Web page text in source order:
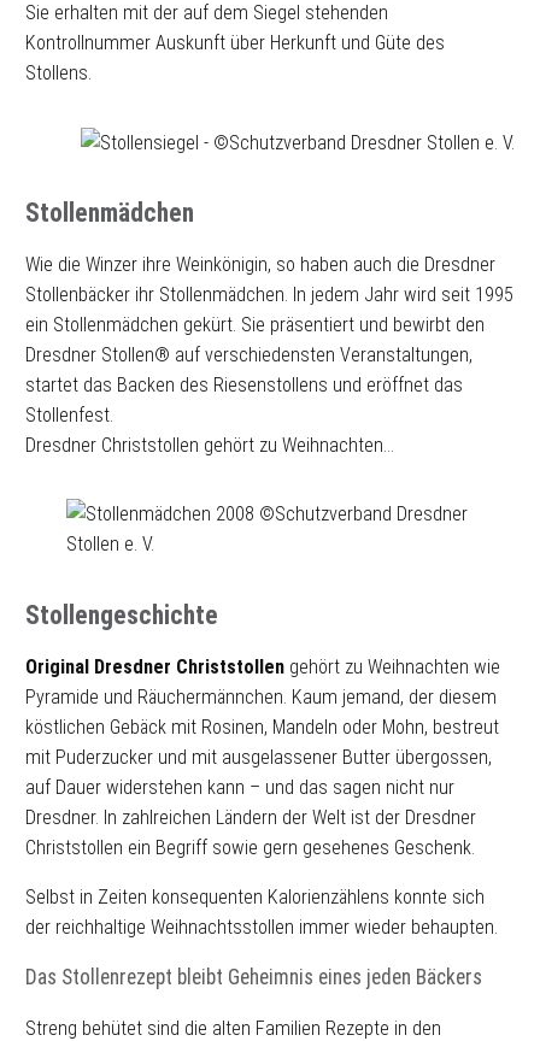
Sie erhalten mit der auf dem Siegel stehenden
Kontrollnummer Auskunft über Herkunft und Güte des
Stollens.
Stollenmädchen
Wie die Winzer ihre Weinkönigin, so haben auch die Dresdner
Stollenbäcker ihr Stollenmädchen. In jedem Jahr wird seit 1995
ein Stollenmädchen gekürt. Sie präsentiert und bewirbt den
Dresdner Stollen® auf verschiedensten Veranstaltungen,
startet das Backen des Riesenstollens und eröffnet das
Stollenfest.
Dresdner Christstollen gehört zu Weihnachten…
Stollengeschichte
Original Dresdner Christstollen gehört zu Weihnachten wie
Pyramide und Räuchermännchen. Kaum jemand, der diesem
köstlichen Gebäck mit Rosinen, Mandeln oder Mohn, bestreut
mit Puderzucker und mit ausgelassener Butter übergossen,
auf Dauer widerstehen kann – und das sagen nicht nur
Dresdner. In zahlreichen Ländern der Welt ist der Dresdner
Christstollen ein Begriff sowie gern gesehenes Geschenk.
Selbst in Zeiten konsequenten Kalorienzählens konnte sich
der reichhaltige Weihnachtsstollen immer wieder behaupten.
Das Stollenrezept bleibt Geheimnis eines jeden Bäckers
Streng behütet sind die alten Familien Rezepte in den